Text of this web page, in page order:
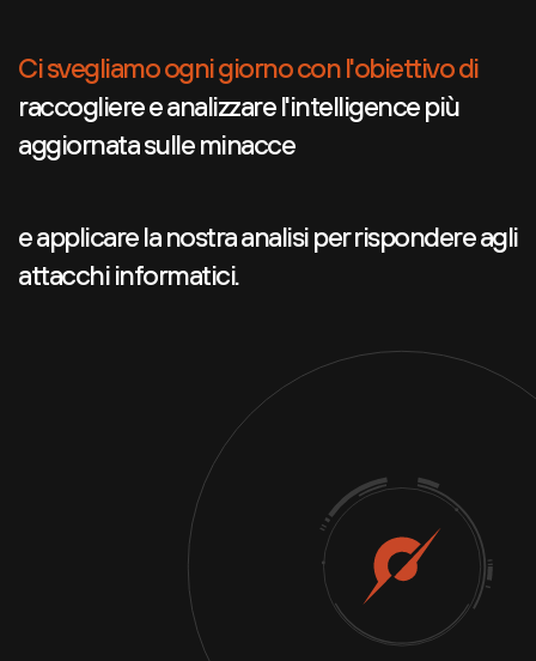
Ci svegliamo ogni giorno con l'obiettivo di
raccogliere e analizzare l'intelligence più
aggiornata sulle minacce
e applicare la nostra analisi per rispondere agli
attacchi informatici.